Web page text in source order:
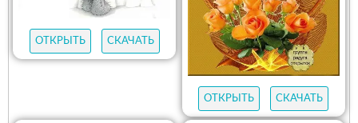
ОТКРЫТЬ СКАЧАТЬ
ОТКРЫТЬ СКАЧАТЬ